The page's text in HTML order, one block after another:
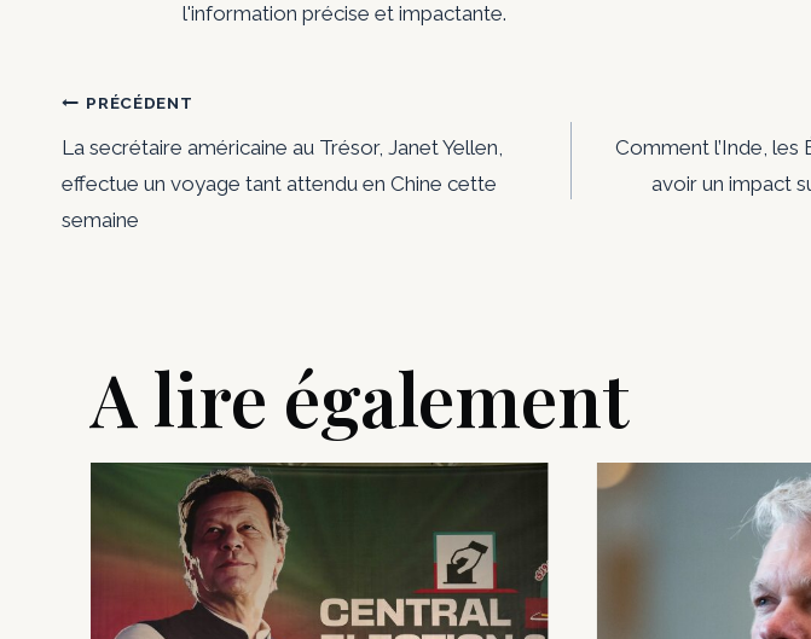
l'information précise et impactante.
Navigation
de
PRÉCÉDENT
La secrétaire américaine au Trésor, Janet Yellen,
effectue un voyage tant attendu en Chine cette
semaine
Comment l’Inde, les
avoir un impact
A lire également